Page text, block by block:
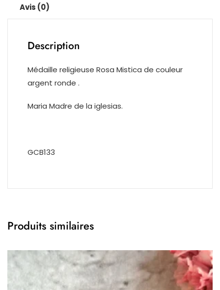
Avis (0)
Description
Médaille religieuse Rosa Mistica de couleur
argent ronde .
Maria Madre de la iglesias.
GCB133
Produits similaires